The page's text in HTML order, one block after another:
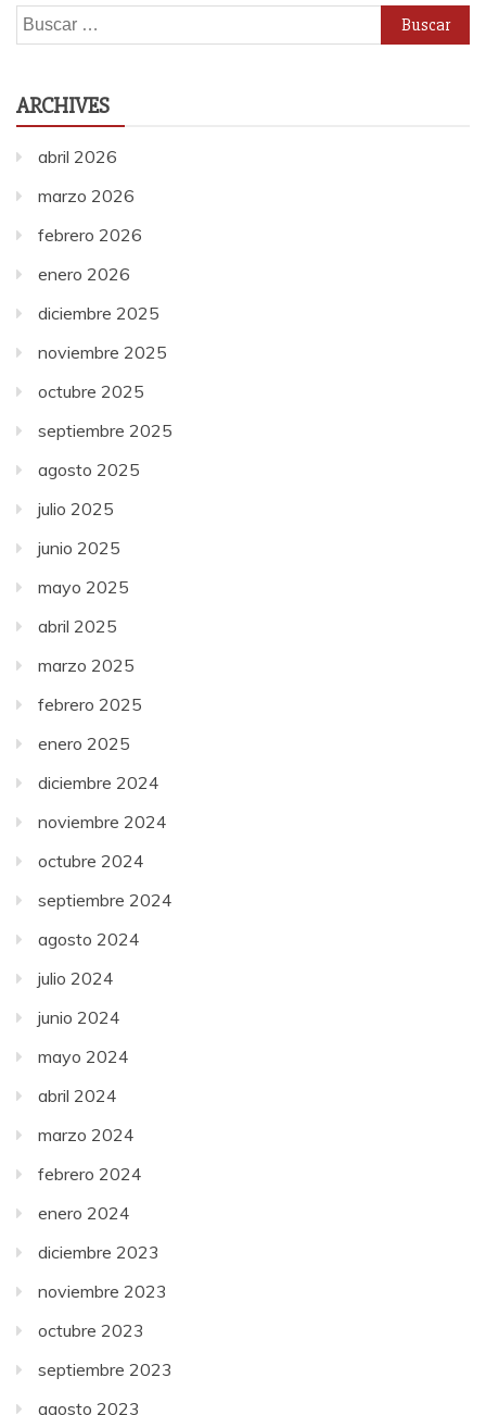
Buscar:
ARCHIVES
abril 2026
marzo 2026
febrero 2026
enero 2026
diciembre 2025
noviembre 2025
octubre 2025
septiembre 2025
agosto 2025
julio 2025
junio 2025
mayo 2025
abril 2025
marzo 2025
febrero 2025
enero 2025
diciembre 2024
noviembre 2024
octubre 2024
septiembre 2024
agosto 2024
julio 2024
junio 2024
mayo 2024
abril 2024
marzo 2024
febrero 2024
enero 2024
diciembre 2023
noviembre 2023
octubre 2023
septiembre 2023
agosto 2023